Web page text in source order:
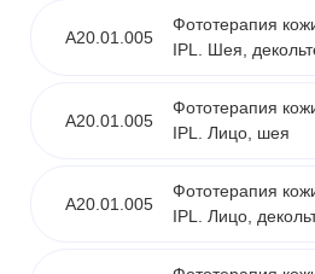
А20.01.005
Фототерапия
IPL. Шея,
А20.01.005
Фототерапия
IPL. Лицо, шея
А20.01.005
Фототерапия
IPL. Лицо,